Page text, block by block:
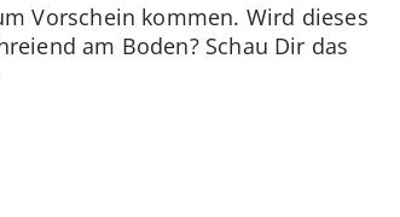
Vorschein kommen. Wird dieses
am Boden? Schau Dir das